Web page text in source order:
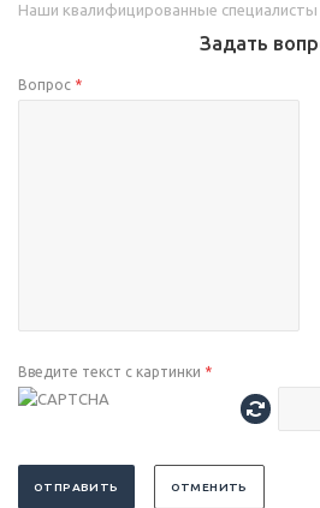
Наши квалифицированные
Задать
Вопрос *
Введите текст с картинки *
ОТПРАВИТЬ ОТМЕНИТЬ